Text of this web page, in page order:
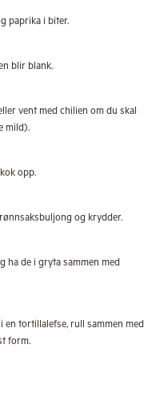
paprika i biter.
blir blank.
vent med chilien om du skal
mild).
opp.
og krydder.
ha de i gryta sammen med
en tortillalefse, rull sammen med
form.